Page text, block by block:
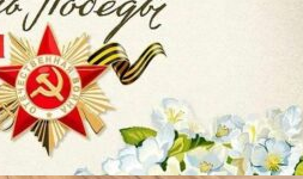
29.04.2025
Награды в преддверии
29.04.2025